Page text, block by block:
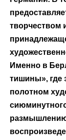
творчеством
Именно в
тишины», где
полотном